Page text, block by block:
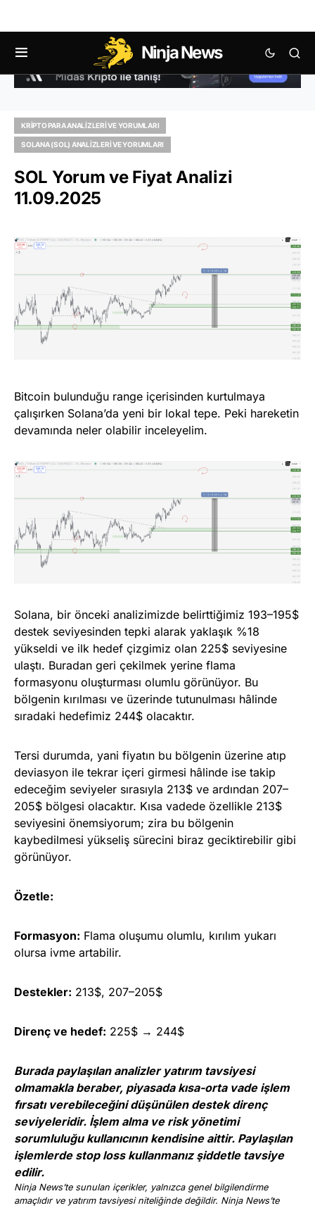
Ninja News
KRIPTO PARA ANALIZLERI VE YORUMLARI
SOLANA (SOL) ANALIZLERI VE YORUMLARI
SOL Yorum ve Fiyat Analizi
11.09.2025
Bitcoin bulunduğu range içerisinden kurtulmaya
çalışırken Solana’da yeni bir lokal tepe. Peki hareketin
devamında neler olabilir inceleyelim.
Solana, bir önceki analizimizde belirttiğimiz 193–195$
destek seviyesinden tepki alarak yaklaşık %18
yükseldi ve ilk hedef çizgimiz olan 225$ seviyesine
ulaştı. Buradan geri çekilmek yerine flama
formasyonu oluşturması olumlu görünüyor. Bu
bölgenin kırılması ve üzerinde tutunulması hâlinde
sıradaki hedefimiz 244$ olacaktır.
Tersi durumda, yani fiyatın bu bölgenin üzerine atıp
deviasyon ile tekrar içeri girmesi hâlinde ise takip
edeceğim seviyeler sırasıyla 213$ ve ardından 207–
205$ bölgesi olacaktır. Kısa vadede özellikle 213$
seviyesini önemsiyorum; zira bu bölgenin
kaybedilmesi yükseliş sürecini biraz geciktirebilir gibi
görünüyor.
Özetle:
Formasyon: Flama oluşumu olumlu, kırılım yukarı
olursa ivme artabilir.
Destekler: 213$, 207–205$
Direnç ve hedef: 225$ → 244$
Burada paylaşılan analizler yatırım tavsiyesi
olmamakla beraber, piyasada kısa-orta vade işlem
fırsatı verebileceğini düşünülen destek direnç
seviyeleridir. İşlem alma ve risk yönetimi
sorumluluğu kullanıcının kendisine aittir. Paylaşılan
işlemlerde stop loss kullanmanız şiddetle tavsiye
edilir.
Ninja News’te sunulan içerikler, yalnızca genel bilgilendirme
amaçlıdır ve yatırım tavsiyesi niteliğinde değildir. Ninja News’te